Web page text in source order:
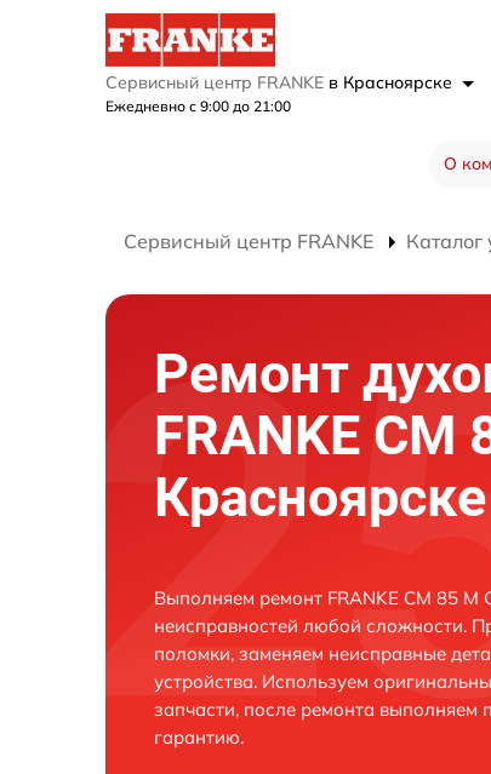
Сервисный центр FRANKE в Красноярске
Ежедневно с 9:00 до 21:00
О
Сервисный центр FRANKE Каталог
Ремонт
FRANKE CM
Красноярске
Выполняем ремонт FRANKE CM 85 M
неисправностей любой сложности.
поломки, заменяем неисправные
устройства. Используем
запчасти, после ремонта выполняем
гарантию.